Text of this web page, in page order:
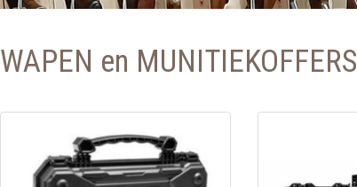
WAPEN en MUNITIEKOFFERS